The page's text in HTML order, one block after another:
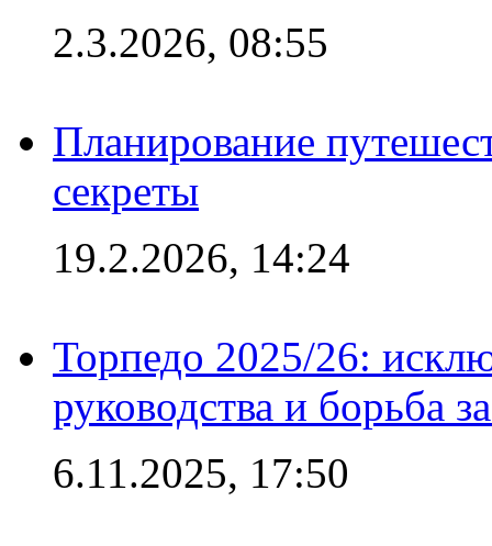
2.3.2026, 08:55
Планирование
секреты
19.2.2026, 14:24
Торпедо 2025/26:
руководства и борьба
6.11.2025, 17:50